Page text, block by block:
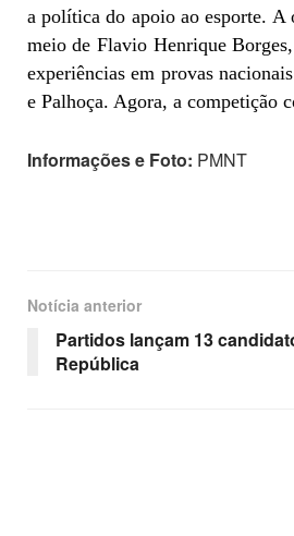
a política do apoio ao esporte.
meio de Flavio Henrique
experiências em provas
e Palhoça. Agora, a competição
Informações e Foto: PMNT
Notícia anterior
Partidos lançam 13
República